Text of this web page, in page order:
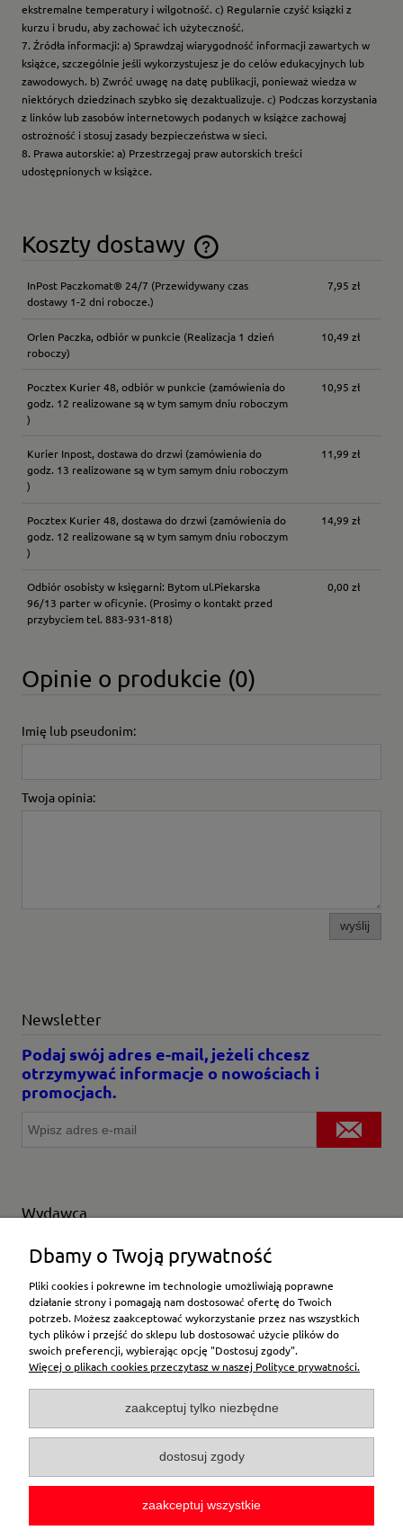
ekstremalne temperatury i wilgotność. c) Regularnie czyść książki z
kurzu i brudu, aby zachować ich użyteczność.
7. Źródła informacji: a) Sprawdzaj wiarygodność informacji zawartych w
książce, szczególnie jeśli wykorzystujesz je do celów edukacyjnych lub
zawodowych. b) Zwróć uwagę na datę publikacji, ponieważ wiedza w
niektórych dziedzinach szybko się dezaktualizuje. c) Podczas korzystania
z linków lub zasobów internetowych podanych w książce zachowaj
ostrożność i stosuj zasady bezpieczeństwa w sieci.
8. Prawa autorskie: a) Przestrzegaj praw autorskich treści
udostępnionych w książce.
Koszty dostawy
Cena nie zawiera ewentualnych kosztów płatności
InPost Paczkomat® 24/7 (Przewidywany czas
dostawy 1-2 dni robocze.)
7,95 zł
Orlen Paczka, odbiór w punkcie (Realizacja 1 dzień
roboczy)
10,49 zł
Pocztex Kurier 48, odbiór w punkcie (zamówienia do
godz. 12 realizowane są w tym samym dniu roboczym
)
10,95 zł
Kurier Inpost, dostawa do drzwi (zamówienia do
godz. 13 realizowane są w tym samym dniu roboczym
)
11,99 zł
Pocztex Kurier 48, dostawa do drzwi (zamówienia do
godz. 12 realizowane są w tym samym dniu roboczym
)
14,99 zł
Odbiór osobisty w księgarni: Bytom ul.Piekarska
96/13 parter w oficynie. (Prosimy o kontakt przed
przybyciem tel. 883-931-818)
0,00 zł
Opinie o produkcie (0)
Imię lub pseudonim:
Twoja opinia:
wyślij
Newsletter
Podaj swój adres e-mail, jeżeli chcesz
otrzymywać informacje o nowościach i
promocjach.
Wydawca
Wybierz producenta
Moje konto
Płatności i dostawa
Pomoc
O firmie
Dbamy o Twoją prywatność
Pliki cookies i pokrewne im technologie umożliwiają poprawne
działanie strony i pomagają nam dostosować ofertę do Twoich
potrzeb. Możesz zaakceptować wykorzystanie przez nas wszystkich
tych plików i przejść do sklepu lub dostosować użycie plików do
swoich preferencji, wybierając opcję "Dostosuj zgody".
Więcej o plikach cookies przeczytasz w naszej Polityce prywatności.
zaakceptuj tylko niezbędne
dostosuj zgody
zaakceptuj wszystkie